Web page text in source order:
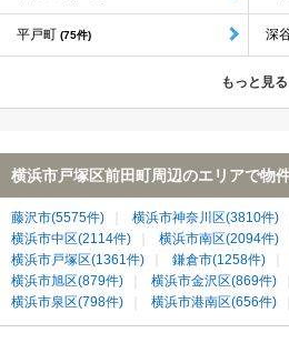
平戸町 (75件) 深
もっと見る
横浜市戸塚区前田町周辺のエリアで物
藤沢市(5575件) 横浜市神奈川区(3810件)
横浜市中区(2114件)
横浜市南区(2094件)
横浜市戸塚区(1361件)
鎌倉市(1258件)
横浜市旭区(879件)
横浜市金沢区(869件)
横浜市泉区(798件)
横浜市港南区(656件)
横浜市栄区(452件)
綾瀬市(216件)